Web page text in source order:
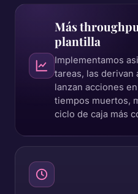
Más
plantilla
Implementamos
tareas, las derivan
lanzan acciones
tiempos muertos,
ciclo de caja más